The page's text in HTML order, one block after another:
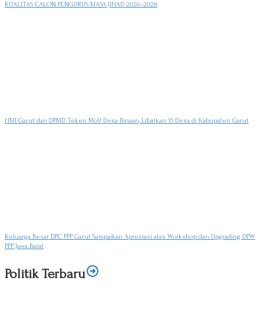
KUALITAS CALON PENGURUS MASA JIHAD 2026–2028
HMI Garut dan DPMD Teken MoU Desa Binaan, Libatkan 15 Desa di Kabupaten Garut
Keluarga Besar DPC PPP Garut Sampaikan Apresiasi atas Workshop dan Upgrading DPW
PPP Jawa Barat
Politik Terbaru